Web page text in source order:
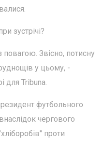
зустрічі?
Звісно, потисну
у цьому, -
для Tribuna.
футбольного
чергового
проти